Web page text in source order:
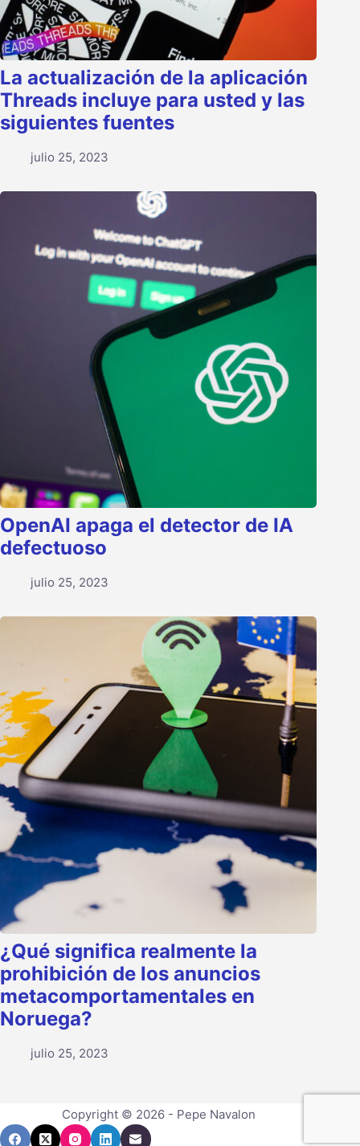
La actualización de la aplicación
Threads incluye para usted y las
siguientes fuentes
julio 25, 2023
OpenAI apaga el detector de IA
defectuoso
julio 25, 2023
¿Qué significa realmente la
prohibición de los anuncios
metacomportamentales en
Noruega?
julio 25, 2023
Copyright © 2026 - Pepe Navalon